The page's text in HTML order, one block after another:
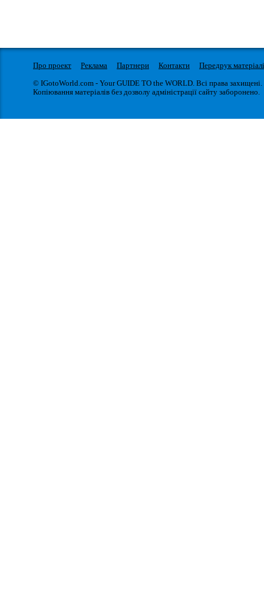
Про проект Реклама Партнери Контакти
Передрук
© IGotoWorld.com - Your GUIDE TO the WORLD. Всі права захищені.
Копіювання матеріалів без дозволу адміністрації сайту заборонено.